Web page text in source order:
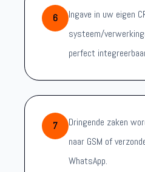
6
Ingave in uw eigen
systeem/
perfect
7
Dringende zaken
naar GSM of
WhatsApp.